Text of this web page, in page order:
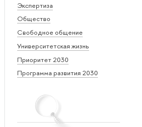
Экспертиза
Общество
Свободное общение
Университетская жизнь
Приоритет 2030
Программа развития 2030